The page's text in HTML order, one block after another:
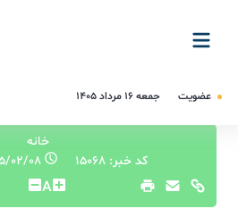
عضویت جمعه ۱۶ مرداد ۱۴۰۵
خانه
کد خبر: 15068
۱۴۰۵/۰۲/۰۸ ۱۳:۳۹:۴۷
A